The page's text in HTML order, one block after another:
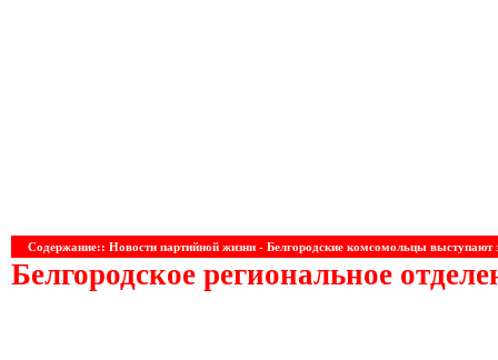
Содержание:: Новости партийной жизни - Белгородские комсомольцы выступают
Белгородское региональное